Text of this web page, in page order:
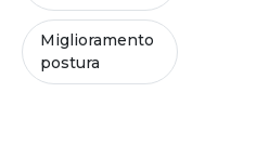
Miglioramento
postura